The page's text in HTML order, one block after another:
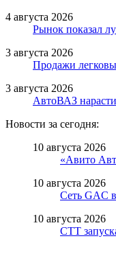
4 августа 2026
Рынок показал
3 августа 2026
Продажи
3 августа 2026
АвтоВАЗ
Новости за сегодня:
10 августа 2026
«Авито
10 августа 2026
Сеть GAC
10 августа 2026
СТТ